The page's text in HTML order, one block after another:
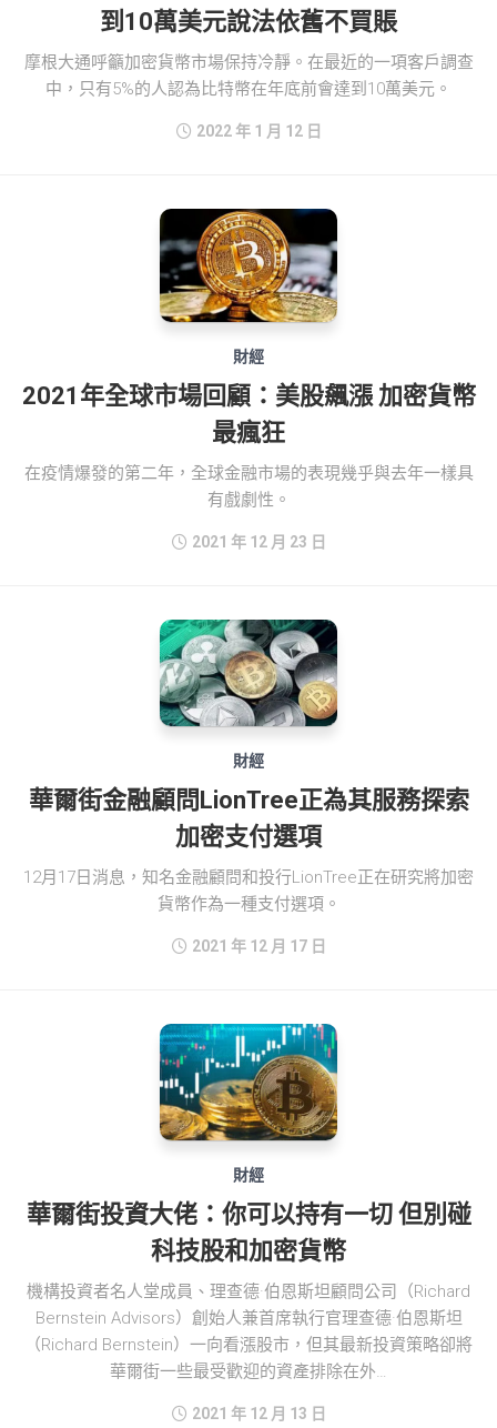
到10萬美元說法依舊不買賬
摩根大通呼籲加密貨幣市場保持冷靜。在最近的一項客戶調查
中，只有5%的人認為比特幣在年底前會達到10萬美元。
2022 年 1 月 12 日
財經
2021年全球市場回顧：美股飆漲 加密貨幣
最瘋狂
在疫情爆發的第二年，全球金融市場的表現幾乎與去年一樣具
有戲劇性。
2021 年 12 月 23 日
財經
華爾街金融顧問LionTree正為其服務探索
加密支付選項
12月17日消息，知名金融顧問和投行LionTree正在研究將加密
貨幣作為一種支付選項。
2021 年 12 月 17 日
財經
華爾街投資大佬：你可以持有一切 但別碰
科技股和加密貨幣
機構投資者名人堂成員、理查德·伯恩斯坦顧問公司（Richard
Bernstein Advisors）創始人兼首席執行官理查德·伯恩斯坦
（Richard Bernstein）一向看漲股市，但其最新投資策略卻將
華爾街一些最受歡迎的資產排除在外…
2021 年 12 月 13 日